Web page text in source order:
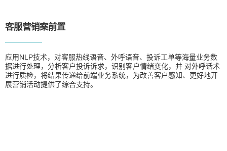
客服营销案前置
应用NLP技术，对客服热线语音、外呼语音、投诉工单等海量业务数
据进行处理，分析客户投诉诉求，识别客户情绪变化，并 对外呼话术
进行质检，将结果传递给前端业务系统，为改善客户感知、更好地开
展营销活动提供了综合支持。